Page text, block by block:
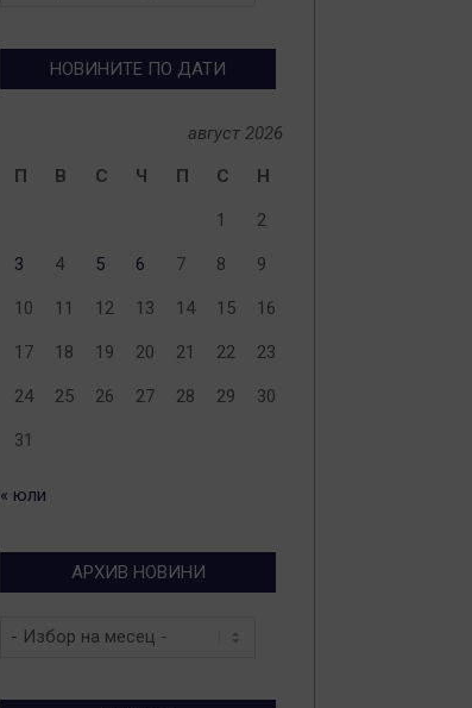
НОВИНИТЕ ПО ДАТИ
август 2026
П
В С Ч П С Н
1 2
3 4 5 6 7 8 9
10 11 12 13 14 15 16
17 18 19 20 21 22 23
24 25 26 27 28 29 30
31
« юли
АРХИВ НОВИНИ
Архив